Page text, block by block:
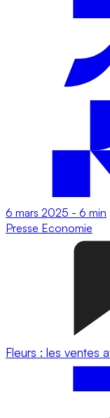
6 mars 2025 - 6 min
Presse Economie
Fleurs : les ventes